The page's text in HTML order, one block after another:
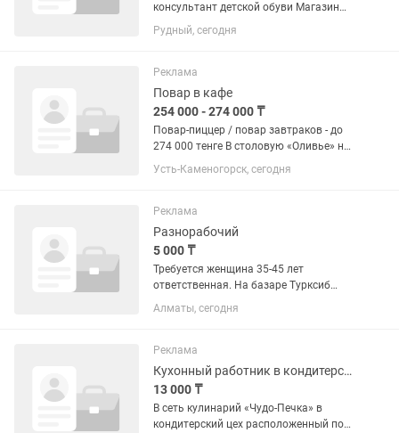
консультант детской обуви Магазин
«Сороконожка» Тц Галактика В
магазин детской обуви требуется
Рудный, сегодня
Реклама
Повар в кафе
254 000 - 274 000 ₸
Повар-пиццер / повар завтраков - до
274 000 тенге В столовую «Оливье» на
ул. Абая, 1/1 требуется повар на
постоянную работу. Если умеете
соблюдаете график - ждём в...
Усть-Каменогорск, сегодня
Реклама
Разнорабочий
5 000 ₸
Требуется женщина 35-45 лет
ответственная. На базаре Турксиб
кафе. Обязанности: подсобного
работника. Мыть посуду, полы, чистить
общем. Так же принимать заказы и...
Алматы, сегодня
Реклама
Кухонный работник в кондитерский цех
13 000 ₸
В сеть кулинарий «Чудо-Печка» в
кондитерский цех расположенный по